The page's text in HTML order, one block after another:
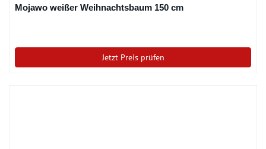
Mojawo weißer Weihnachtsbaum 150 cm
Jetzt Preis prüfen